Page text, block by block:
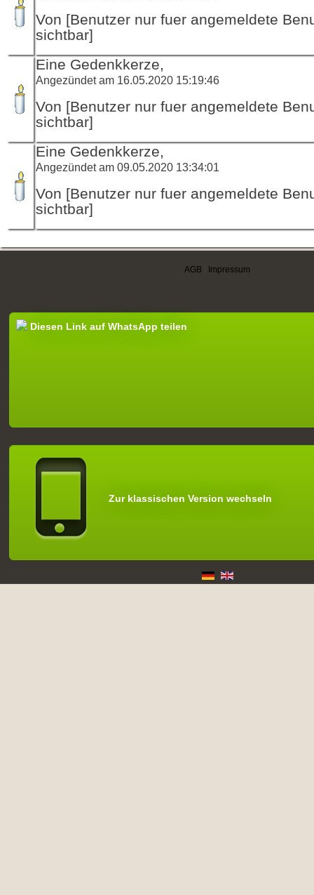
Von [Benutzer nur fuer angemeldete
sichtbar]
Eine Gedenkkerze,
Angezündet am 16.05.2020 15:19:46
Von [Benutzer nur fuer angemeldete
sichtbar]
Eine Gedenkkerze,
Angezündet am 09.05.2020 13:34:01
Von [Benutzer nur fuer angemeldete
sichtbar]
AGB Impressum
Diesen Link auf WhatsApp teilen
Zur klassischen Version wechseln